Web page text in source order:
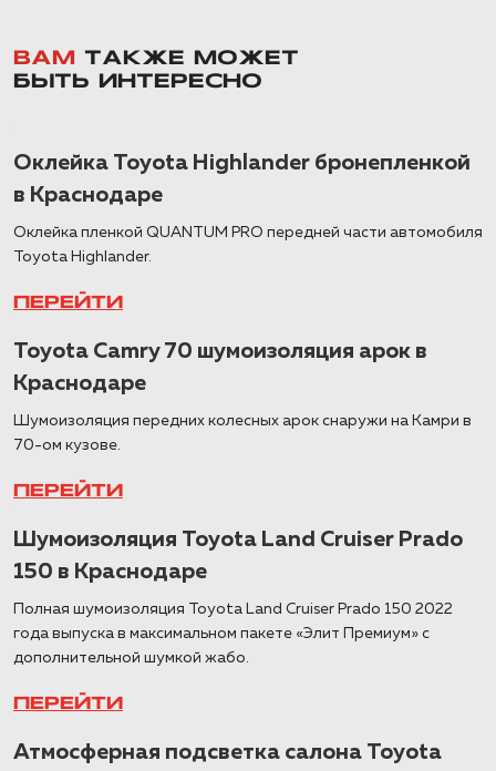
ВАМ
ТАКЖЕ МОЖЕТ
БЫТЬ ИНТЕРЕСНО
Оклейка Toyota Highlander бронепленкой
в Краснодаре
Оклейка пленкой QUANTUM PRO передней части автомобиля
Toyota Highlander.
ПЕРЕЙТИ
Toyota Camry 70 шумоизоляция арок в
Краснодаре
Шумоизоляция передних колесных арок снаружи на Камри в
70-ом кузове.
ПЕРЕЙТИ
Шумоизоляция Toyota Land Cruiser Prado
150 в Краснодаре
Полная шумоизоляция Toyota Land Cruiser Prado 150 2022
года выпуска в максимальном пакете «Элит Премиум» с
дополнительной шумкой жабо.
ПЕРЕЙТИ
Атмосферная подсветка салона Toyota